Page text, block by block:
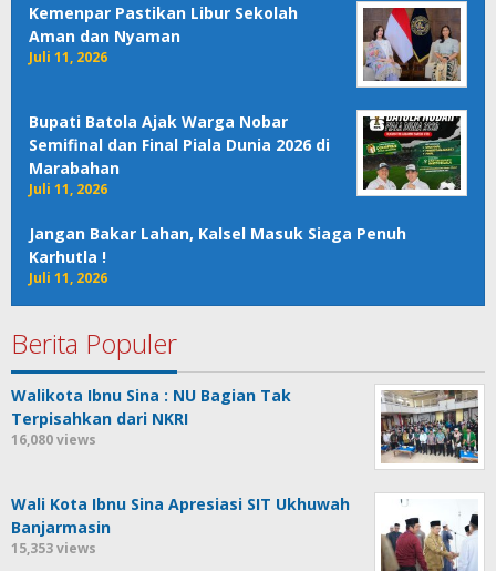
Kemenpar Pastikan Libur Sekolah
Aman dan Nyaman
Juli 11, 2026
Bupati Batola Ajak Warga Nobar
Semifinal dan Final Piala Dunia 2026 di
Marabahan
Juli 11, 2026
Jangan Bakar Lahan, Kalsel Masuk Siaga Penuh
Karhutla !
Juli 11, 2026
Berita Populer
Walikota Ibnu Sina : NU Bagian Tak
Terpisahkan dari NKRI
16,080 views
Wali Kota Ibnu Sina Apresiasi SIT Ukhuwah
Banjarmasin
15,353 views